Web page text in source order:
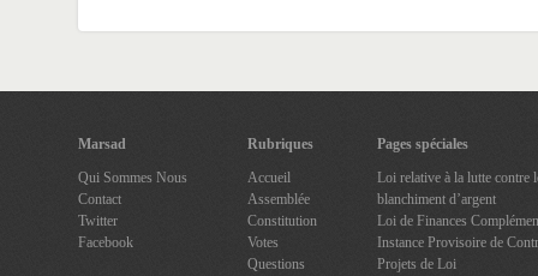
Marsad
Qui Sommes Nous
Contact
Twitter
Facebook
Rubriques
Accueil
Assemblée
Constitution
Votes
Questions
Pages spéciales
Loi relative à la lutte contre
blanchiment d’argent
Loi de Finances
Instance Provisoire de
Projets de Loi